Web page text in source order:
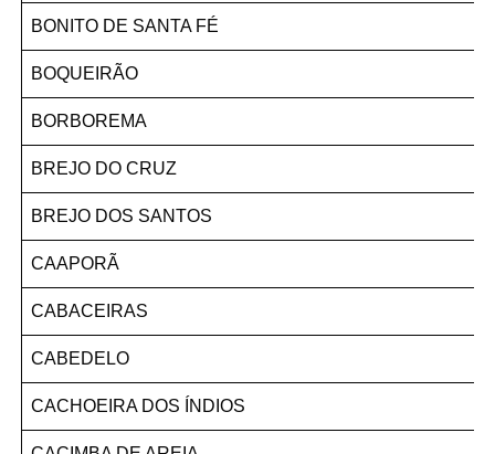
BONITO DE SANTA FÉ
BOQUEIRÃO
BORBOREMA
BREJO DO CRUZ
BREJO DOS SANTOS
CAAPORÃ
CABACEIRAS
CABEDELO
CACHOEIRA DOS ÍNDIOS